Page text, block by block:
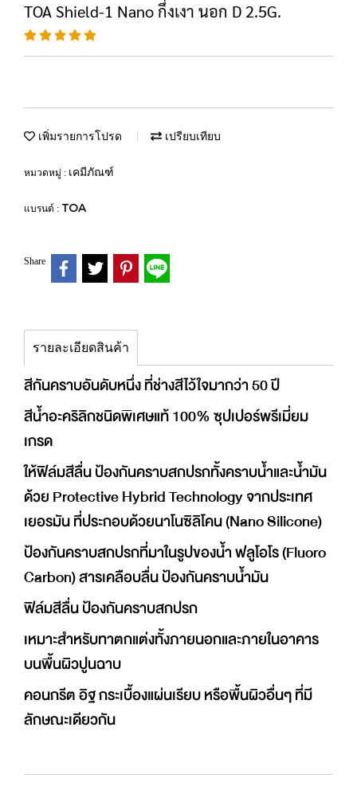
TOA Shield-1 Nano กึ่งเงา นอก D 2.5G.
เพิ่มรายการโปรด เปรียบเทียบ
หมวดหมู่ : เคมีภัณฑ์
แบรนด์ : TOA
Share
รายละเอียดสินค้า
สีกันคราบอันดับหนึ่ง ที่ช่างสีไว้ใจมากว่า 50 ปี
สีน้ำอะคริลิกชนิดพิเศษแท้ 100% ซุปเปอร์พรีเมี่ยม
เกรด
ให้ฟิล์มสีลื่น ป้องกันคราบสกปรกทั้งคราบน้ำและน้ำมัน
ด้วย Protective Hybrid Technology จากประเทศ
เยอรมัน ที่ประกอบด้วยนาโนซิลิโคน (Nano Silicone)
ป้องกันคราบสกปรกที่มาในรูปของน้ำ ฟลูโอโร (Fluoro
Carbon) สารเคลือบลื่น ป้องกันคราบน้ำมัน
ฟิล์มสีลื่น ป้องกันคราบสกปรก
เหมาะสําหรับทาตกแต่งทั้งภายนอกและภายในอาคาร
บนพื้นผิวปูนฉาบ
คอนกรีต อิฐ กระเบื้องแผ่นเรียบ หรือพื้นผิวอื่นๆ ที่มี
ลักษณะเดียวกัน